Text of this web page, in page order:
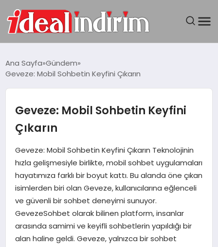
DÜNYA
SEYAHAT
TEKNOLOJI
YAŞAM
Ana Sayfa Gündem
Geveze: Mobil Sohbetin Keyfini Çıkarın
Geveze: Mobil Sohbetin Keyfini
Çıkarın
Geveze: Mobil Sohbetin Keyfini Çıkarın Teknolojinin
hızla gelişmesiyle birlikte, mobil sohbet uygulamaları
hayatımıza farklı bir boyut kattı. Bu alanda öne çıkan
isimlerden biri olan Geveze, kullanıcılarına eğlenceli
ve güvenli bir sohbet deneyimi sunuyor.
GevezeSohbet olarak bilinen platform, insanlar
arasında samimi ve keyifli sohbetlerin yapıldığı bir
alan haline geldi. Geveze, yalnızca bir sohbet